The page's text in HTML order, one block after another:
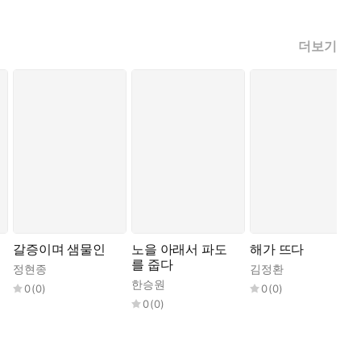
더보기
갈증이며 샘물인
정현종
0(0)
노을 아래서 파도
를 줍다
한승원
0(0)
해가 뜨다
김정환
0(0)